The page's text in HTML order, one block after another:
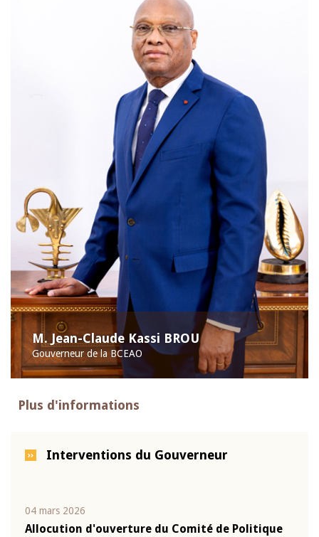
M. Jean-Claude Kassi BROU
Gouverneur de la BCEAO
Plus d'informations
Interventions du Gouverneur
04 mars 2026
Allocution d'ouverture du Comité de Politique